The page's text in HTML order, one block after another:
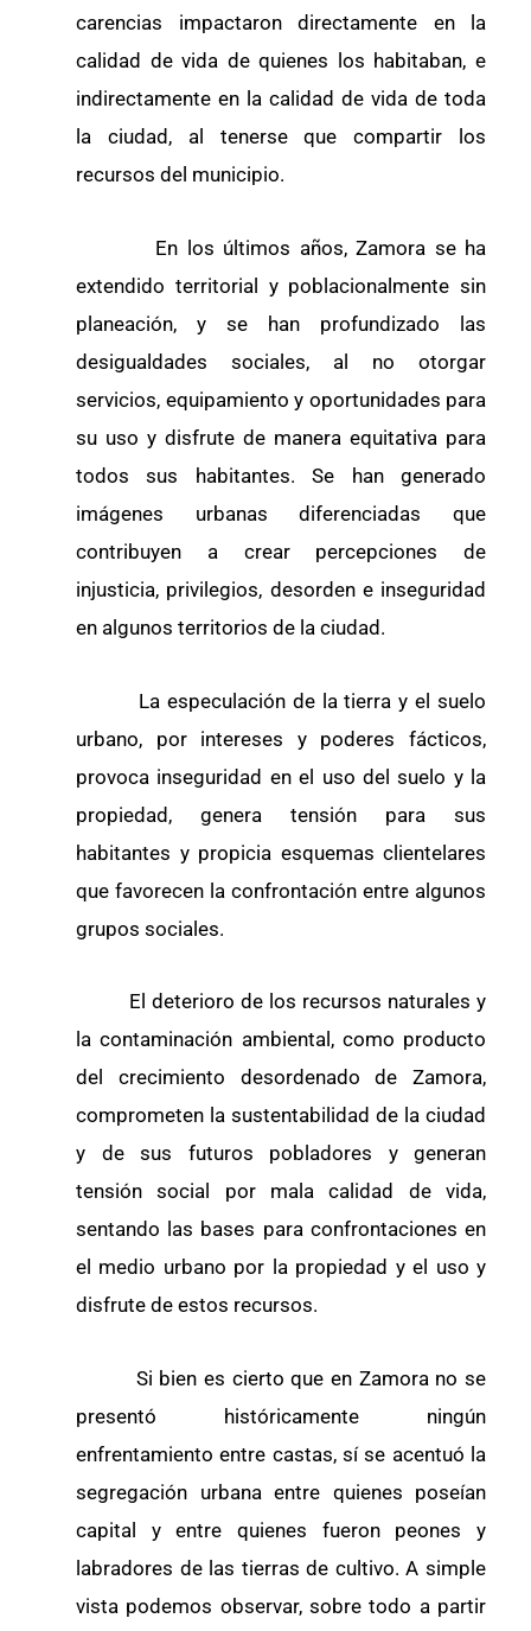
carencias impactaron directamente en la
calidad de vida de quienes los habitaban, e
indirectamente en la calidad de vida de toda
la ciudad, al tenerse que compartir los
recursos del municipio.
En los últimos años, Zamora se ha
extendido territorial y poblacionalmente sin
planeación, y se han profundizado las
desigualdades sociales, al no otorgar
servicios, equipamiento y oportunidades para
su uso y disfrute de manera equitativa para
todos sus habitantes. Se han generado
imágenes urbanas diferenciadas que
contribuyen a crear percepciones de
injusticia, privilegios, desorden e inseguridad
en algunos territorios de la ciudad.
La especulación de la tierra y el suelo
urbano, por intereses y poderes fácticos,
provoca inseguridad en el uso del suelo y la
propiedad, genera tensión para sus
habitantes y propicia esquemas clientelares
que favorecen la confrontación entre algunos
grupos sociales.
El deterioro de los recursos naturales y
la contaminación ambiental, como producto
del crecimiento desordenado de Zamora,
comprometen la sustentabilidad de la ciudad
y de sus futuros pobladores y generan
tensión social por mala calidad de vida,
sentando las bases para confrontaciones en
el medio urbano por la propiedad y el uso y
disfrute de estos recursos.
Si bien es cierto que en Zamora no se
presentó históricamente ningún
enfrentamiento entre castas, sí se acentuó la
segregación urbana entre quienes poseían
capital y entre quienes fueron peones y
labradores de las tierras de cultivo. A simple
vista podemos observar, sobre todo a partir